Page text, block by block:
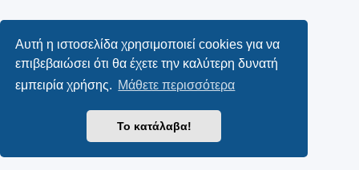
Αυτή η ιστοσελίδα χρησιμοποιεί cookies για να
επιβεβαιώσει ότι θα έχετε την καλύτερη δυνατή
εμπειρία χρήσης. Μάθετε περισσότερα
Το κατάλαβα!